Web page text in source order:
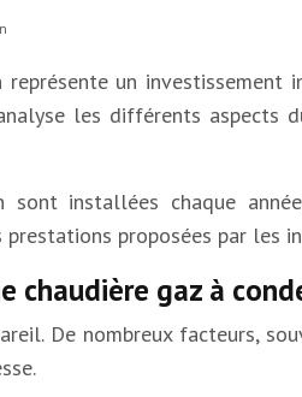
un
les différents
installées chaque
prestations proposées par les
chaudière gaz à
De nombreux facteurs,